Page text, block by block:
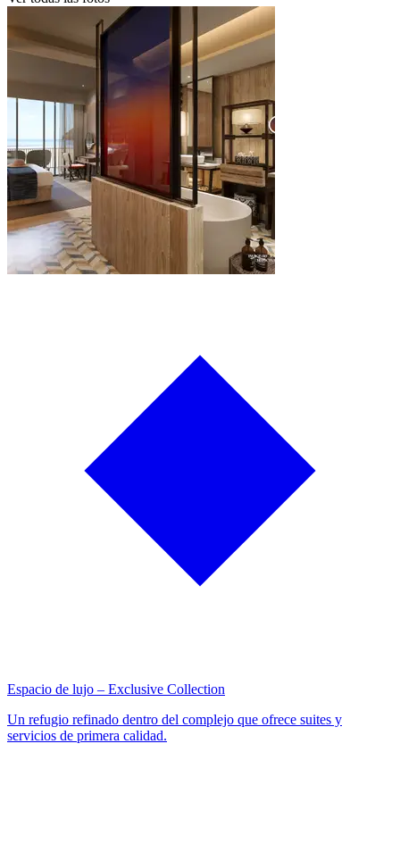
Espacio de lujo – Exclusive Collection
Un refugio refinado dentro del complejo que ofrece suites y
servicios de primera calidad.